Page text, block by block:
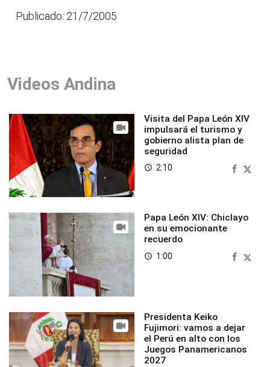
Publicado: 21/7/2005
Videos Andina
Visita del Papa León XIV
impulsará el turismo y
gobierno alista plan de
seguridad
access_time 2:10
Papa León XIV: Chiclayo
en su emocionante
recuerdo
access_time 1:00
Presidenta Keiko
Fujimori: vamos a dejar
el Perú en alto con los
Juegos Panamericanos
2027